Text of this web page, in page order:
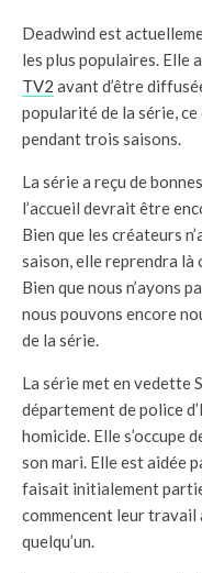
Deadwind est
les plus populaires. Elle
TV2 avant d’être
popularité de la série,
pendant trois saisons.
La série a reçu de
l’accueil devrait être
Bien que les créateurs
saison, elle reprendra là
Bien que nous n’ayons
nous pouvons encore
de la série.
La série met en vedette
département de police
homicide. Elle s’occupe
son mari. Elle est aidée
faisait initialement
commencent leur travail
quelqu’un.